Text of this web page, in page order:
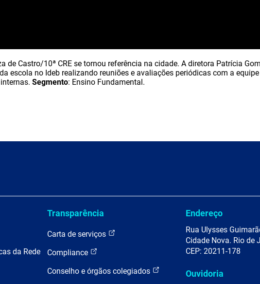
de Castro/10ª CRE se tornou referência na cidade. A diretora Patrícia
escola no Ideb realizando reuniões e avaliações periódicas com a
Segmento: Ensino Fundamental.
da Rede
Transparência
Carta de serviços
Compliance
Conselho e órgãos colegiados
Endereço
Rua Ulysses
Cidade Nova. Rio de
CEP: 20211-178
Ouvidoria